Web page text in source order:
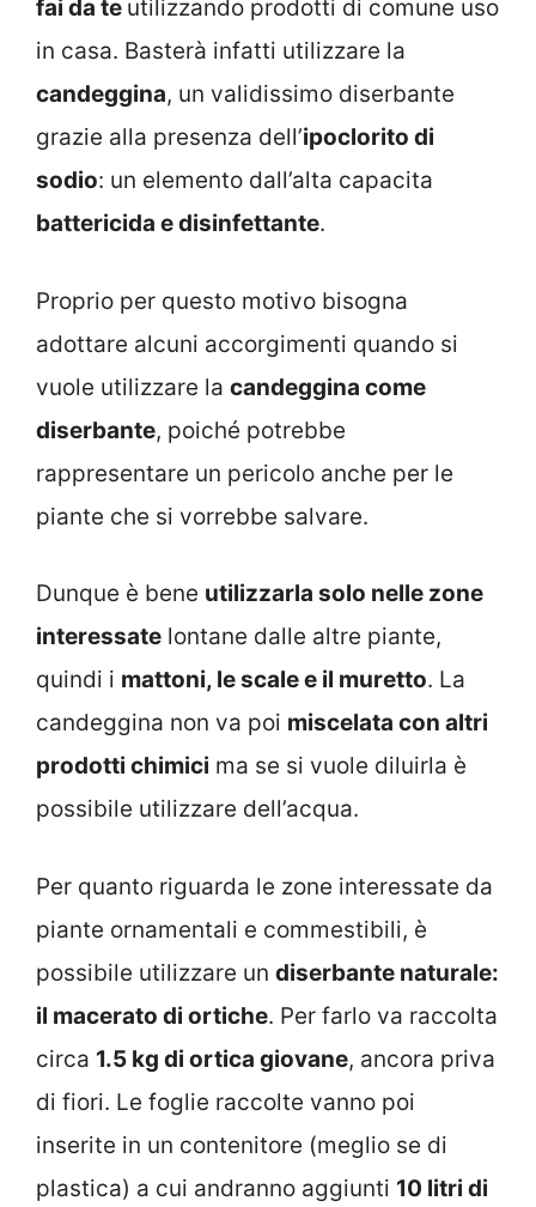
fai da te utilizzando prodotti di comune uso
in casa. Basterà infatti utilizzare la
candeggina, un validissimo diserbante
grazie alla presenza dell’ipoclorito di
sodio: un elemento dall’alta capacita
battericida e disinfettante.
Proprio per questo motivo bisogna
adottare alcuni accorgimenti quando si
vuole utilizzare la candeggina come
diserbante, poiché potrebbe
rappresentare un pericolo anche per le
piante che si vorrebbe salvare.
Dunque è bene utilizzarla solo nelle zone
interessate lontane dalle altre piante,
quindi i mattoni, le scale e il muretto. La
candeggina non va poi miscelata con altri
prodotti chimici ma se si vuole diluirla è
possibile utilizzare dell’acqua.
Per quanto riguarda le zone interessate da
piante ornamentali e commestibili, è
possibile utilizzare un diserbante naturale:
il macerato di ortiche. Per farlo va raccolta
circa 1.5 kg di ortica giovane, ancora priva
di fiori. Le foglie raccolte vanno poi
inserite in un contenitore (meglio se di
plastica) a cui andranno aggiunti 10 litri di